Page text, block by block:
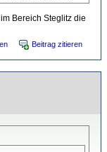
Bereich Steglitz die
Beitrag zitieren